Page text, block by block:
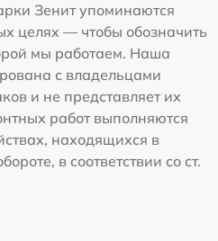
Зенит упоминаются
целях — чтобы обозначить
мы работаем. Наша
с владельцами
и не представляет их
работ выполняются
находящихся в
в соответствии со ст.